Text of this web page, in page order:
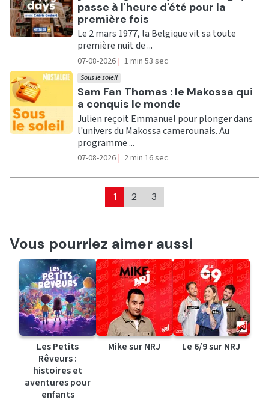
passe à l'heure d'été pour la
première fois
Le 2 mars 1977, la Belgique vit sa toute
première nuit de ...
07-08-2026 | 1 min 53 sec
Ecouter
Sam Fan Thomas : le Makossa qui
a conquis le monde
Sous le soleil
Julien reçoit Emmanuel pour plonger dans
l'univers du Makossa camerounais. Au
programme ...
07-08-2026 | 2 min 16 sec
1 2 3
Vous pourriez aimer aussi
Les Petits
Rêveurs :
histoires et
aventures pour
enfants
Mike sur NRJ Le 6/9 sur NRJ